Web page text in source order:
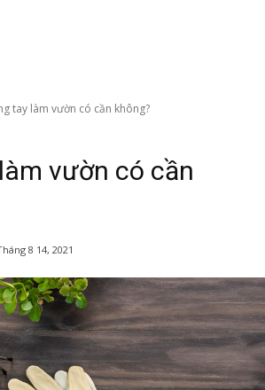
tay làm vườn có cần không?
vườn có cần
8 14, 2021